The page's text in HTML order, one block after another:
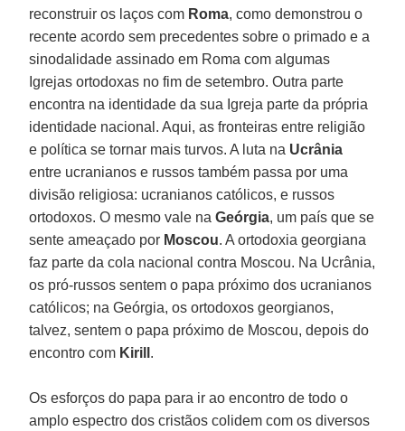
reconstruir os laços com Roma, como demonstrou o
recente acordo sem precedentes sobre o primado e a
sinodalidade assinado em Roma com algumas
Igrejas ortodoxas no fim de setembro. Outra parte
encontra na identidade da sua Igreja parte da própria
identidade nacional. Aqui, as fronteiras entre religião
e política se tornar mais turvos. A luta na Ucrânia
entre ucranianos e russos também passa por uma
divisão religiosa: ucranianos católicos, e russos
ortodoxos. O mesmo vale naGeórgia, um país que se
sente ameaçado por Moscou. A ortodoxia georgiana
faz parte da cola nacional contra Moscou. Na Ucrânia,
os pró-russos sentem o papa próximo dos ucranianos
católicos; na Geórgia, os ortodoxos georgianos,
talvez, sentem o papa próximo de Moscou, depois do
encontro com Kirill .
Os esforços do papa para ir ao encontro de todo o
amplo espectro dos cristãos colidem com os diversos